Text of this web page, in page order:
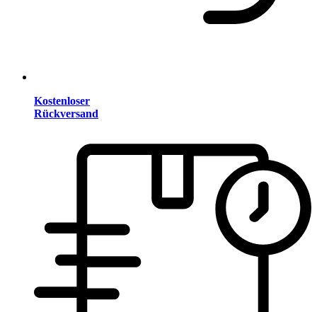
Kostenloser
Rückversand